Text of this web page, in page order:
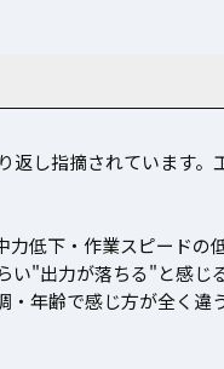
し指摘されています。
低下・作業スピードの
"出力が落ちる"と感じ
年齢で感じ方が全く違